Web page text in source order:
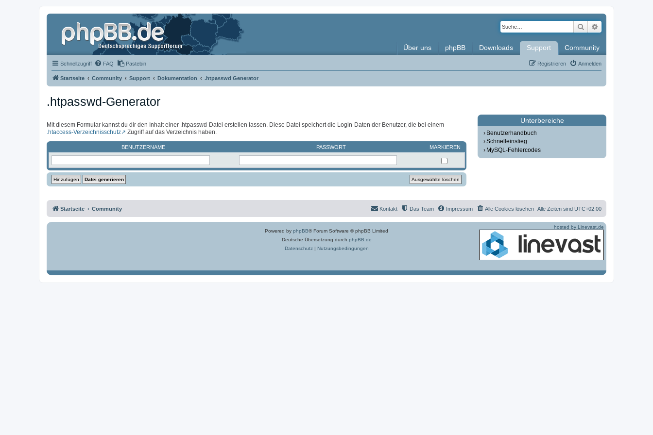
Suche
Über uns phpBB Downloads Support Community
Schnellzugriff FAQ Pastebin Anmelden
Registrieren
Startseite Community Support Dokumentation .htpasswd Generator
.htpasswd-Generator
Mit diesem Formular kannst du dir den Inhalt einer .htpasswd-Datei erstellen lassen. Diese Datei speichert die Login-Daten der Benutzer, die bei einem
.htaccess-Verzeichnisschutz
Zugriff auf das Verzeichnis haben.
BENUTZERNAME PASSWORT MARKIEREN
Unterbereiche
Benutzerhandbuch
Schnelleinstieg
MySQL-Fehlercodes
Startseite Community Alle Zeiten sind UTC+02:00
Alle Cookies löschen
Impressum
Das Team
Kontakt
Powered by phpBB® Forum Software © phpBB Limited
Deutsche Übersetzung durch phpBB.de
Datenschutz| Nutzungsbedingungen
hosted by Linevast.de